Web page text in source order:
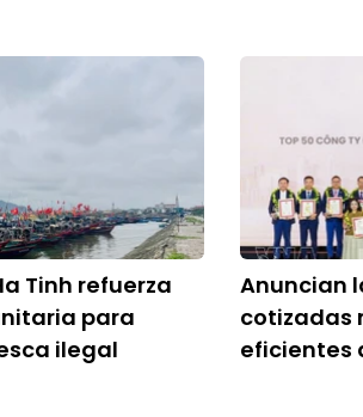
Tinh refuerza
para
ilegal
Anuncian
cotizadas
eficientes